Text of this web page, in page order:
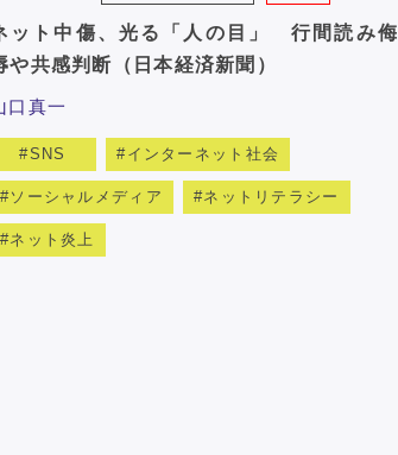
ット中傷、光る「人の目」 行間読み侮
や共感判断（日本経済新聞）
口真一
SNS インターネット社会
ソーシャルメディア ネットリテラシー
ネット炎上